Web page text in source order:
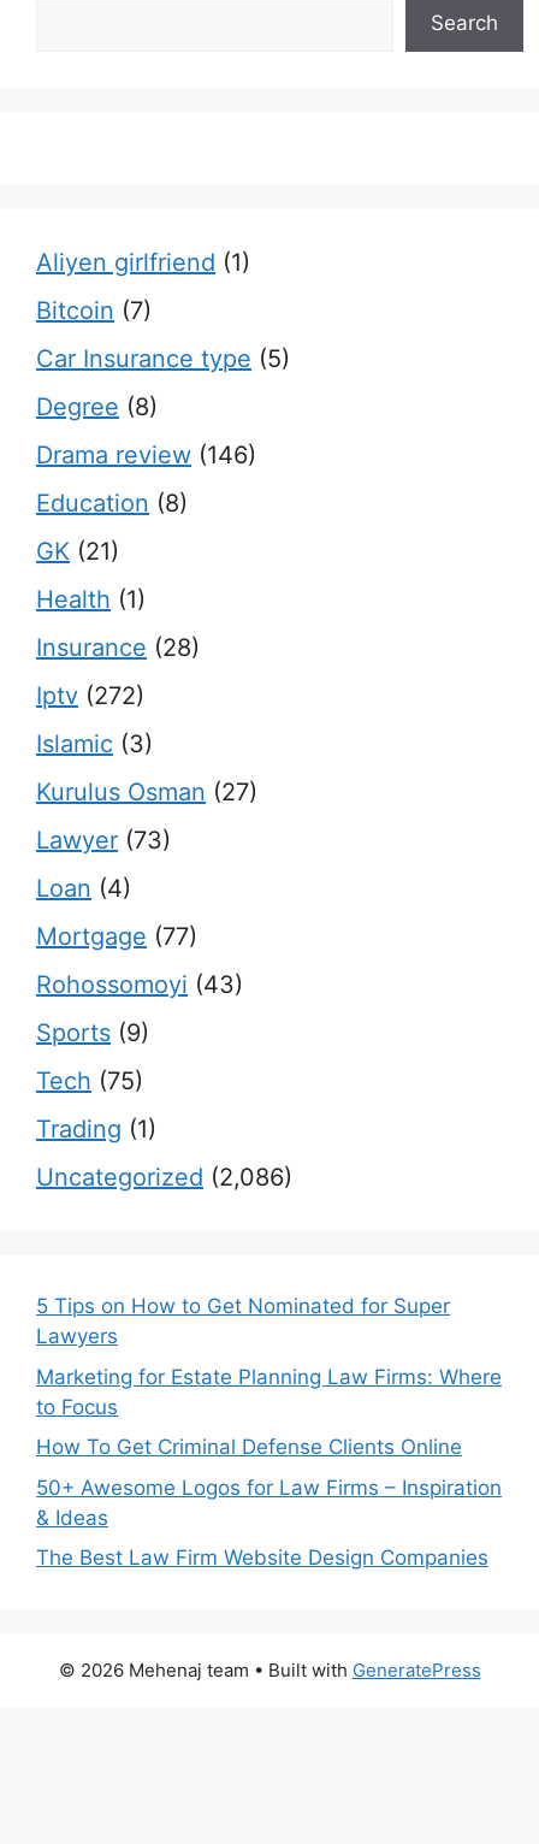
Search
Aliyen girlfriend (1)
Bitcoin (7)
Car Insurance type (5)
Degree (8)
Drama review (146)
Education (8)
GK (21)
Health (1)
Insurance (28)
Iptv (272)
Islamic (3)
Kurulus Osman (27)
Lawyer (73)
Loan (4)
Mortgage (77)
Rohossomoyi (43)
Sports (9)
Tech (75)
Trading (1)
Uncategorized (2,086)
5 Tips on How to Get Nominated for Super
Lawyers
Marketing for Estate Planning Law Firms: Where
to Focus
How To Get Criminal Defense Clients Online
50+ Awesome Logos for Law Firms – Inspiration
& Ideas
The Best Law Firm Website Design Companies
© 2026 Mehenaj team • Built with GeneratePress